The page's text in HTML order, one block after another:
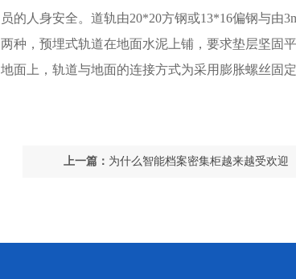
员的人身安全。道轨由20*20方钢或13*16偏钢与由
两种，预埋式轨道在地面水泥上铺，要求垫层坚固
地面上，轨道与地面的连接方式为采用膨胀螺丝固定
上一篇： 为什么智能档案密集柜越来越受欢迎